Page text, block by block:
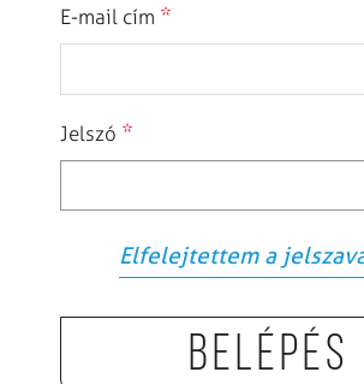
E-mail cím *
Jelszó *
Elfelejtettem a
Belépés